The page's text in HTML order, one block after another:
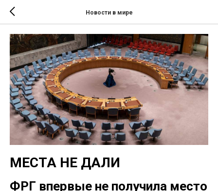
Новости в мире
МЕСТА НЕ ДАЛИ
ФРГ впервые не получила место